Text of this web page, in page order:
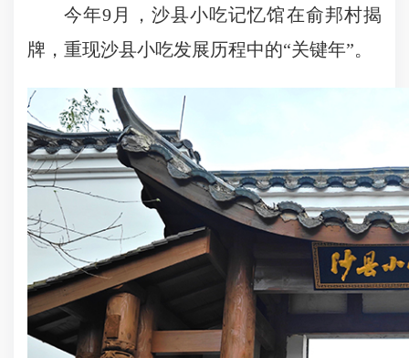
今年9月，沙县小吃记忆馆在俞邦村揭
牌，重现沙县小吃发展历程中的“关键年”。